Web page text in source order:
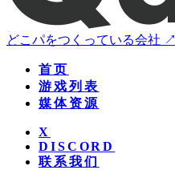
どこパをつくっている会社 ↗
首页
游戏列表
媒体资源
X
DISCORD
联系我们